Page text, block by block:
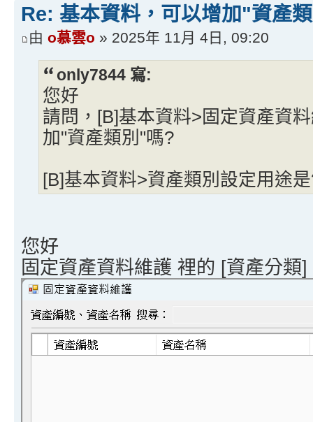
Re: 基本資料，可以增加"資產
由 o慕雲o » 2025年 11月 4日, 09:20
only7844 寫:
您好
請問，[B]基本資料>固定資產資
加"資產類別"嗎?
[B]基本資料>資產類別設定用途
您好
固定資產資料維護 裡的 [資產分類